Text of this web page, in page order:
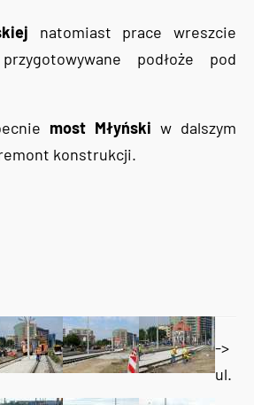
natomiast prace wreszcie
podłoże pod
most Młyński w dalszym
konstrukcji.
->
ul.